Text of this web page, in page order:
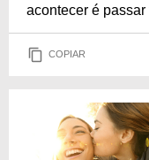
acontecer é passar
COPIAR